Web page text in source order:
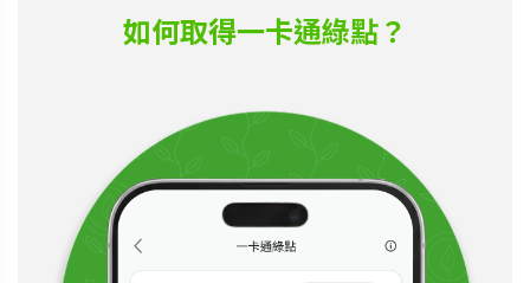
如何取得一卡通綠點？